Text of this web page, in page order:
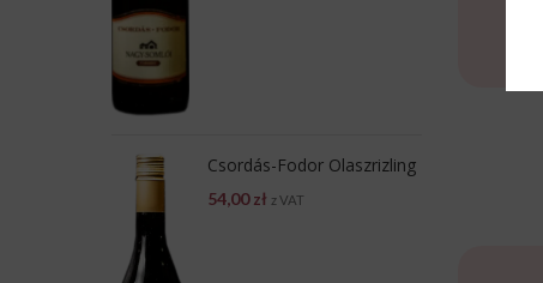
Csordás-Fodor Olaszrizling
54,00zł z VAT